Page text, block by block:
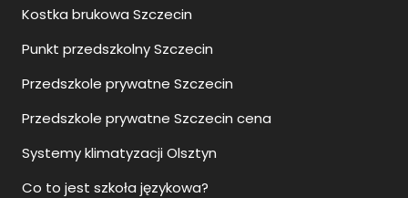
Kostka brukowa Szczecin
Punkt przedszkolny Szczecin
Przedszkole prywatne Szczecin
Przedszkole prywatne Szczecin cena
Systemy klimatyzacji Olsztyn
Co to jest szkoła językowa?